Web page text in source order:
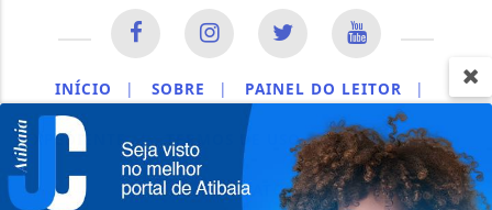
INÍCIO | SOBRE | PAINEL DO LEITOR |
EXPEDIENTE | TERMOS DE USO E PRIVACIDADE |
CONTATO